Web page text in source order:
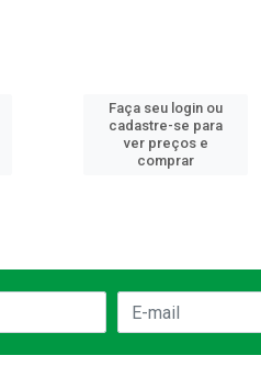
Faça seu login ou
cadastre-se para
ver preços e
comprar